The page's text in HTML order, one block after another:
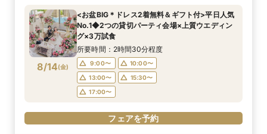
8/13(木)
10:00〜
11:00〜
13:00〜
17:00〜
フェアを予約
8/13(木)
10:00〜
11:00〜
13:00〜
17:00〜
フェアを予約
8/14(金)
<お盆BIG＊ドレス2着無料＆ギフト付>平日人気
No.1◆2つの貸切パーティ会場×上質ウエディン
グ×3万試食
所要時間：2時間30分程度
9:00〜
10:00〜
13:00〜
15:30〜
17:00〜
フェアを予約